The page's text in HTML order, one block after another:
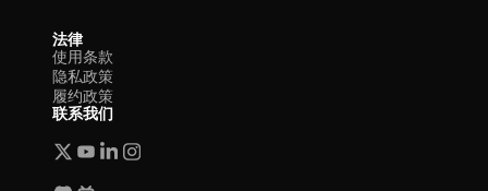
法律
使用条款
隐私政策
履约政策
联系我们